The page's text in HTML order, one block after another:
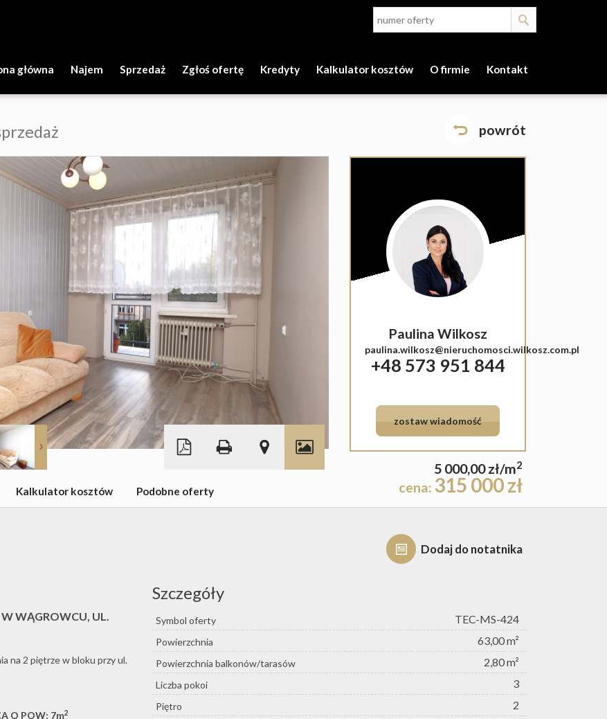
główna Najem Sprzedaż Zgłoś ofertę Kredyty Kalkulator kosztów O firmie Kontakt
powrót
©OpenStreetMap contributors
Paulina Wilkosz
paulina.wilkosz@nieruchomosci.wilkosz.com.pl
+48 573 951 844
zostaw wiadomość
5 000,00 zł/m2
cena: 315 000 zł
Dodaj do notatnika
Kalkulator kosztów Podobne oferty
WĄGROWCU, UL.
na 2 piętrze w bloku przy ul.
O POW: 7m2
Szczegóły
Symbol oferty TEC-MS-424
Powierzchnia 63,00 m²
Powierzchnia balkonów/tarasów 2,80 m²
Liczba pokoi 3
Piętro 2